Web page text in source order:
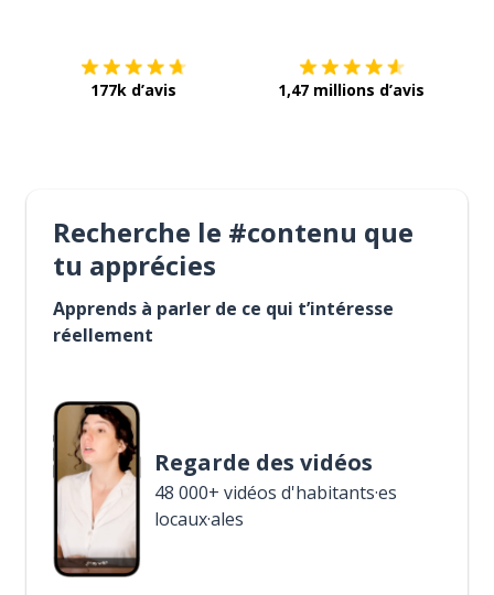
177k d’avis 1,47 millions d’avis
Recherche le #contenu que
tu apprécies
Apprends à parler de ce qui t’intéresse
réellement
Regarde des vidéos
48 000+ vidéos d'habitants·es
locaux·ales